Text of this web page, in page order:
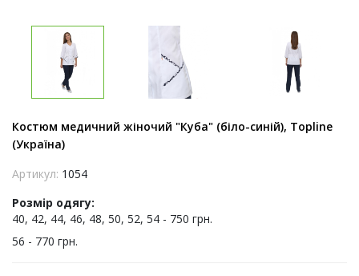
Костюм медичний жіночий "Куба" (біло-синій), Topline
(Україна)
Артикул: 1054
Розмір одягу:
40, 42, 44, 46, 48, 50, 52, 54 - 750 грн.
56 - 770 грн.